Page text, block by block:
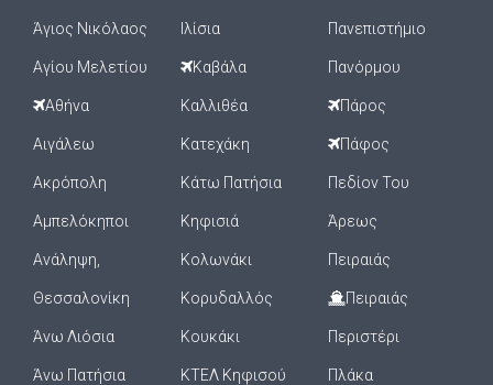
Άγιος Νικόλαος
Αγίου Μελετίου
Αθήνα
Αιγάλεω
Ακρόπολη
Αμπελόκηποι
Ανάληψη,
Θεσσαλονίκη
Άνω Λιόσια
Άνω Πατήσια
Ιλίσια
Καβάλα
Καλλιθέα
Κατεχάκη
Κάτω Πατήσια
Κηφισιά
Κολωνάκι
Κορυδαλλός
Κουκάκι
ΚΤΕΛ Κηφισού
Πανεπιστήμιο
Πανόρμου
Πάρος
Πάφος
Πεδίον Του
Άρεως
Πειραιάς
Πειραιάς
Περιστέρι
Πλάκα